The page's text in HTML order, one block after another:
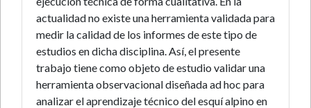
actualidad no existe una herramienta validada para
medir la calidad de los informes de este tipo de
estudios en dicha disciplina. Así, el presente
trabajo tiene como objeto de estudio validar una
herramienta observacional diseñada ad hoc para
analizar el aprendizaje técnico del esquí alpino en